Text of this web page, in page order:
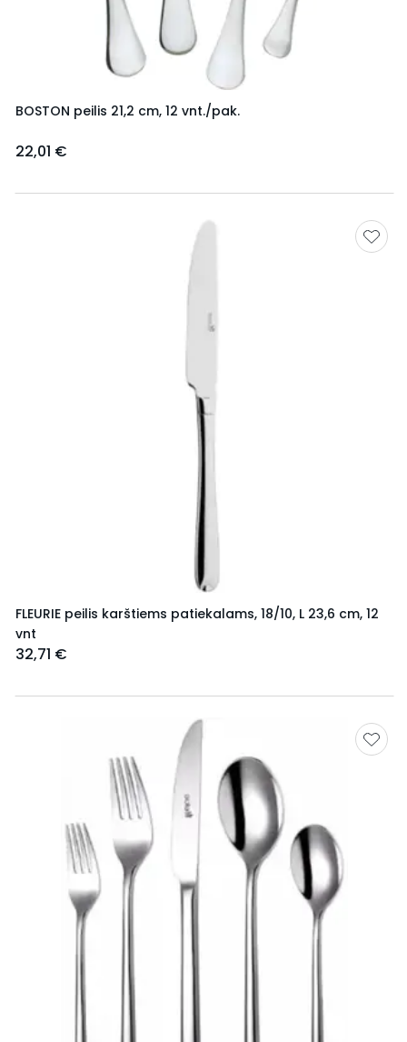
BOSTON peilis 21,2 cm, 12 vnt./pak.
22,01 €
FLEURIE peilis karštiems patiekalams, 18/10, L 23,6 cm, 12
vnt
32,71 €